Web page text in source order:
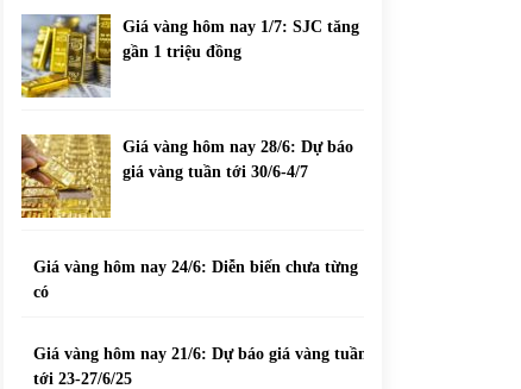
Giá vàng hôm nay 1/7: SJC tăng
gần 1 triệu đồng
Giá vàng hôm nay 28/6: Dự báo
giá vàng tuần tới 30/6-4/7
Giá vàng hôm nay 24/6: Diễn biến chưa từng
có
Giá vàng hôm nay 21/6: Dự báo giá vàng tuần
tới 23-27/6/25